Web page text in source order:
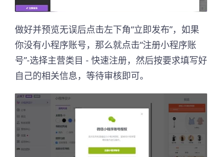
做好并预览无误后点击左下角“立即发布”，如果
你没有小程序账号，那么就点击“注册小程序账
号”-选择主营类目 - 快速注册，然后按要求填写好
自己的相关信息，等待审核即可。